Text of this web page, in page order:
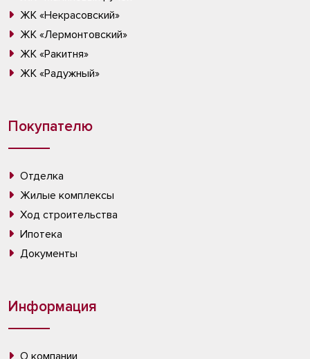
ЖК «Некрасовский»
ЖК «Лермонтовский»
ЖК «Ракитня»
ЖК «Радужный»
Покупателю
Отделка
Жилые комплексы
Ход строительства
Ипотека
Документы
Информация
О компании